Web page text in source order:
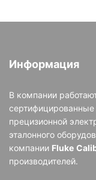
Информация
В компании
сертифицированные
прецизионной
эталонного
компании Fluke
производителей.